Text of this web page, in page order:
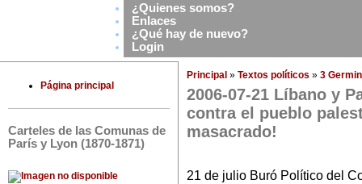
¿Quienes somos?
Enlaces
¿Qué hay de nuevo?
Login
Página principal
Carteles de las Comunas de
París y Lyon (1870-1871)
Principal » Textos políticos » 3
2006-07-21 Líbano y
contra el pueblo
masacrado!
21 de julio Buró Político del